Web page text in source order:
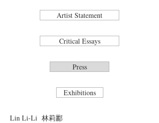
Lin Li-Li 林莉酈
Press
Artist Statement
Critical Essays
Exhibitions